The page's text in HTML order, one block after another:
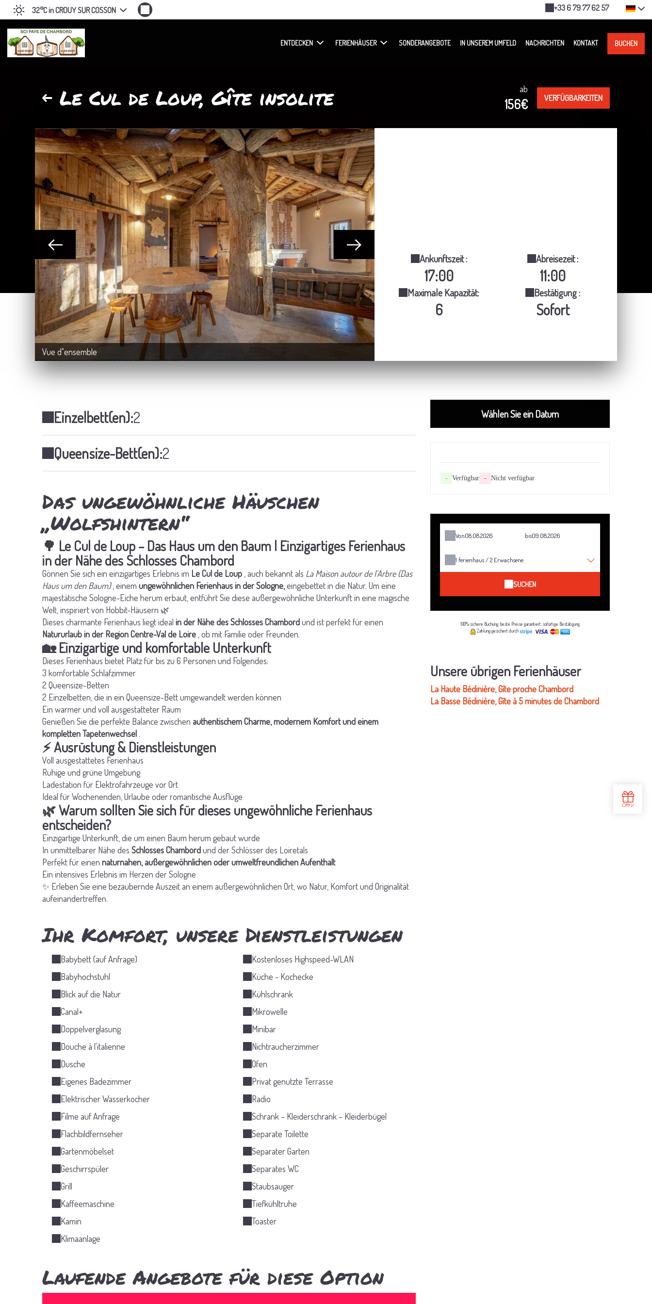
32°C in CROUY SUR COSSON +33 6 79 77 62 57
ENTDECKEN FERIENHÄUSER SONDERANGEBOTE IN UNSEREM UMFELD NACHRICHTEN KONTAKT BUCHEN
Le Cul de Loup, Gîte insolite ab
156€ VERFÜGBARKEITEN
Vue d"ensemble
Ankunftszeit :
17:00
Abreisezeit :
11:00
Maximale Kapazität:
6
Bestätigung :
Sofort
Einzelbett(en):2
Queensize-Bett(en):2
Das ungewöhnliche Häuschen
„Wolfshintern“
🌳 Le Cul de Loup – Das Haus um den Baum | Einzigartiges Ferienhaus
in der Nähe des Schlosses Chambord
Gönnen Sie sich ein einzigartiges Erlebnis im Le Cul de Loup , auch bekannt als La Maison autour de l'Arbre (Das
Haus um den Baum), einem ungewöhnlichen Ferienhaus in der Sologne,eingebettet in die Natur. Um eine
majestätische Sologne-Eiche herum erbaut, entführt Sie diese außergewöhnliche Unterkunft in eine magische
Welt, inspiriert von Hobbit-Häusern 🌿
Dieses charmante Ferienhaus liegt ideal in der Nähe des Schlosses Chambordund ist perfekt für einen
Natururlaub in der Region Centre-Val de Loire , ob mit Familie oder Freunden.
🏡 Einzigartige und komfortable Unterkunft
Dieses Ferienhaus bietet Platz für bis zu 6 Personen und Folgendes:
3 komfortable Schlafzimmer
2 Queensize-Betten
2 Einzelbetten, die in ein Queensize-Bett umgewandelt werden können
Ein warmer und voll ausgestatteter Raum
Genießen Sie die perfekte Balance zwischen authentischem Charme, modernem Komfort und einem
kompletten Tapetenwechsel .
⚡ Ausrüstung & Dienstleistungen
Voll ausgestattetes Ferienhaus
Ruhige und grüne Umgebung
Ladestation für Elektrofahrzeuge vor Ort
Ideal für Wochenenden, Urlaube oder romantische Ausflüge
🌿 Warum sollten Sie sich für dieses ungewöhnliche Ferienhaus
entscheiden?
Einzigartige Unterkunft, die um einen Baum herum gebaut wurde
In unmittelbarer Nähe des Schlosses Chambordund der Schlösser des Loiretals
Perfekt für einen naturnahen, außergewöhnlichen oder umweltfreundlichen Aufenthalt
Ein intensives Erlebnis im Herzen der Sologne
✨ Erleben Sie eine bezaubernde Auszeit an einem außergewöhnlichen Ort, wo Natur, Komfort und Originalität
aufeinandertreffen.
Ihr Komfort, unsere Dienstleistungen
Babybett (auf Anfrage)
Babyhochstuhl
Blick auf die Natur
Canal+
Doppelverglasung
Douche à l'italienne
Dusche
Eigenes Badezimmer
Elektrischer Wasserkocher
Filme auf Anfrage
Flachbildfernseher
Gartenmöbelset
Geschirrspüler
Grill
Kaffeemaschine
Kamin
Klimaanlage
Kostenloses Highspeed-WLAN
Küche - Kochecke
Kühlschrank
Mikrowelle
Minibar
Nichtraucherzimmer
Ofen
Privat genutzte Terrasse
Radio
Schrank – Kleiderschrank – Kleiderbügel
Separate Toilette
Separater Garten
Separates WC
Staubsauger
Tiefkühltruhe
Toaster
Laufende Angebote für diese Option
Wählen Sie ein Datum
- Verfügbar - Nicht verfügbar
Von bis
1 ferienhaus /2 Erwachsene
SUCHEN
100% sichere Buchung, beste Preise garantiert, sofortige Bestätigung
Zahlung gesichert durch
Unsere übrigen Ferienhäuser
La Haute Bédinière, Gîte proche Chambord
La Basse Bédinière, Gîte à 5 minutes de Chambord